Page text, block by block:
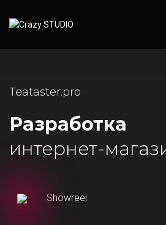
Teataster.pro
Разработка
интернет-
Showreel